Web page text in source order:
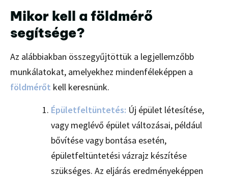
Mikor kell a földmérő
segítsége?
Az alábbiakban összegyűjtöttük a legjellemzőbb
munkálatokat, amelyekhez mindenféleképpen a
földmérőt kell keresnünk.
Épületfeltüntetés: Új épület létesítése,
vagy meglévő épület változásai, például
bővítése vagy bontása esetén,
épületfeltüntetési vázrajz készítése
szükséges. Az eljárás eredményeképpen